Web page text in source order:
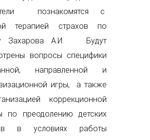
познакомятся с
терапией страхов по
Захарова А.И. Будут
вопросы специфики
направленной и
игры, а также
коррекционной
по преодолению детских
в условиях работы